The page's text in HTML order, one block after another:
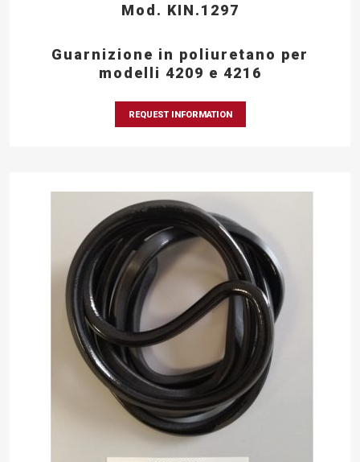
Mod. KIN.1297
Guarnizione in poliuretano per
modelli 4209 e 4216
REQUEST INFORMATION